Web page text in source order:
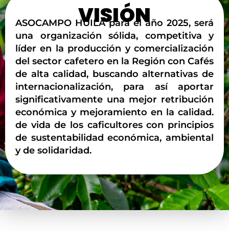
VISIÓN
ASOCAMPO HUILA para el año 2025, será
una organización sólida, competitiva y
líder en la producción y comercialización
del sector cafetero en la Región con Cafés
de alta calidad, buscando alternativas de
internacionalización, para así aportar
significativamente una mejor retribución
económica y mejoramiento en la calidad.
de vida de los caficultores con principios
de sustentabilidad económica, ambiental
y de solidaridad.